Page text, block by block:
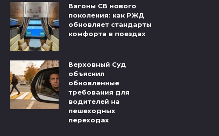
Вагоны СВ нового
поколения: как РЖД
обновляет стандарты
комфорта в поездах
Верховный Суд
объяснил
обновленные
требования для
водителей на
пешеходных
переходах